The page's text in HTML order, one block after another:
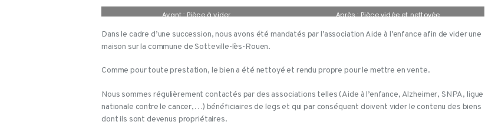
Avant : Pièce à vider. Après : Pièce vidée et nettoyée.
Dans le cadre d’une succession, nous avons été mandatés par l’association Aide à l’enfance afin de vider une
maison sur la commune de Sotteville-lès-Rouen.
Comme pour toute prestation, le bien a été nettoyé et rendu propre pour le mettre en vente.
Nous sommes régulièrement contactés par des associations telles (Aide à l’enfance, Alzheimer, SNPA, ligue
nationale contre le cancer,…) bénéficiaires de legs et qui par conséquent doivent vider le contenu des biens
dont ils sont devenus propriétaires.